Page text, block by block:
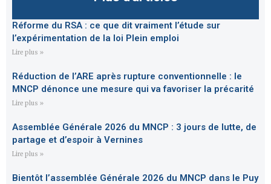
Réforme du RSA : ce que dit vraiment l’étude sur
l’expérimentation de la loi Plein emploi
Lire plus »
Réduction de l’ARE après rupture conventionnelle : le
MNCP dénonce une mesure qui va favoriser la précarité
Lire plus »
Assemblée Générale 2026 du MNCP : 3 jours de lutte, de
partage et d’espoir à Vernines
Lire plus »
Bientôt l’assemblée Générale 2026 du MNCP dans le Puy